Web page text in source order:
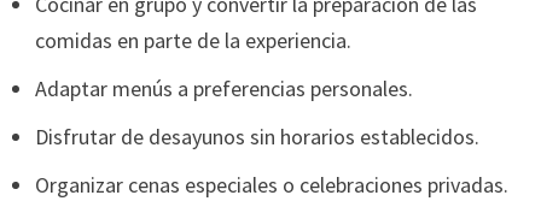
comidas en parte de la experiencia.
Adaptar menús a preferencias personales.
Disfrutar de desayunos sin horarios establecidos.
Organizar cenas especiales o celebraciones privadas.